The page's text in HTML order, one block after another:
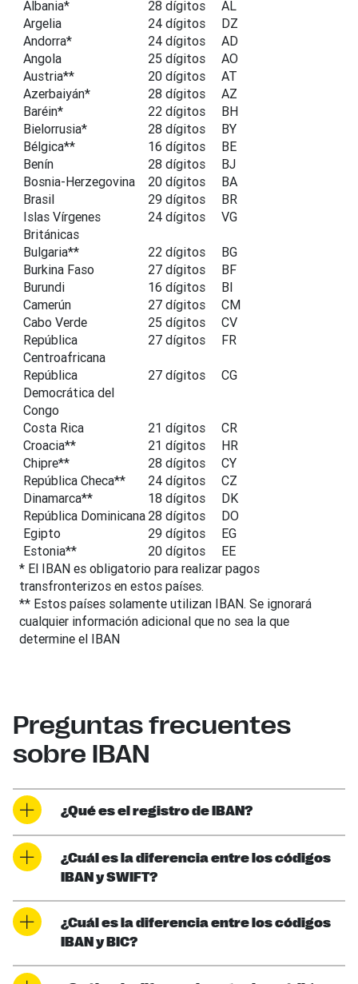
Albania*
28 dígitos
AL
Argelia
24 dígitos
DZ
Andorra*
24 dígitos
AD
Angola
25 dígitos
AO
Austria**
20 dígitos
AT
Azerbaiyán*
28 dígitos
AZ
Baréin*
22 dígitos
BH
Bielorrusia*
28 dígitos
BY
Bélgica**
16 dígitos
BE
Benín
28 dígitos
BJ
Bosnia-Herzegovina
20 dígitos
BA
Brasil
29 dígitos
BR
Islas Vírgenes
Británicas
24 dígitos VG
Bulgaria** 22 dígitos
BG
Burkina Faso
27 dígitos
BF
Burundi
16 dígitos
BI
Camerún
27 dígitos
CM
Cabo Verde
25 dígitos
CV
República
Centroafricana
27 dígitos FR
República
Democrática del
Congo
27 dígitos CG
Costa Rica 21 dígitos
CR
Croacia**
21 dígitos
HR
Chipre**
28 dígitos
CY
República Checa**
24 dígitos
CZ
Dinamarca**
18 dígitos
DK
República Dominicana 28 dígitos
DO
Egipto
29 dígitos
EG
Estonia**
20 dígitos
EE
* El IBAN es obligatorio para realizar pagos
transfronterizos en estos países.
** Estos países solamente utilizan IBAN. Se ignorará
cualquier información adicional que no sea la que
determine el IBAN
Preguntas frecuentes
sobre IBAN
¿Qué es el registro de IBAN?
¿Cuál es la diferencia entre los códigos
IBAN y SWIFT?
¿Cuál es la diferencia entre los códigos
IBAN y BIC?